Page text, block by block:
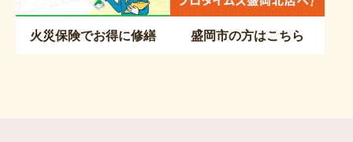
火災保険でお得に修繕 盛岡市の方はこちら